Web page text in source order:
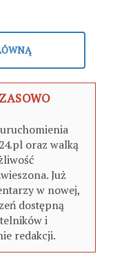
oraz walką
Już
w nowej,
dostępną
i
redakcji.